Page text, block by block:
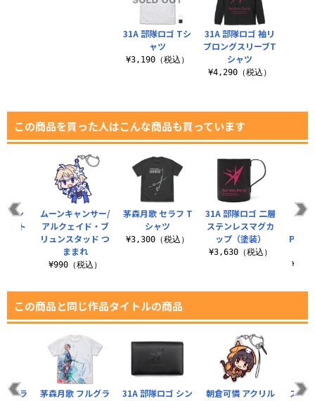
31A 部隊ロゴ Tシ
ャツ
¥3,190（税込）
31A 部隊ロゴ 袖リ
ブロングスリーブT
シャツ
¥4,290（税込）
この商品を買った人はこんな商品も買っています
茅森月歌 セラフ T
シャツ
¥3,300（税込）
31A 部隊ロゴ 二層
ステンレスマグカ
ップ（塗装）
¥3,630（税込）
/マシ
イト
ムーンキャンサー/
アルクェイド・ブ
リュンスタッド つ
ままれ
¥990（税込）
この商品と同じ作品タイトルの商品
31A 部隊ロゴ シン
朝倉可憐 アクリル
スタ
ドラ
茅森月歌 フルグラ